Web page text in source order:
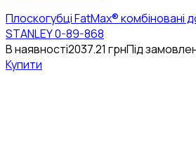
Плоскогубці FatMax®
STANLEY 0-89-868
В наявності2037.21 грнПід
Купити